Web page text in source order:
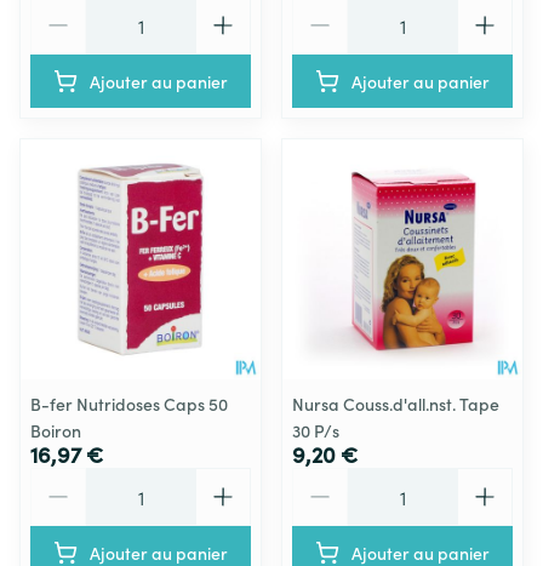
Ajouter au panier Ajouter au panier
B-fer Nutridoses Caps 50
Boiron
16,97 €
Ajouter au panier
Nursa Couss.d'all.nst. Tape
30 P/s
9,20 €
Ajouter au panier